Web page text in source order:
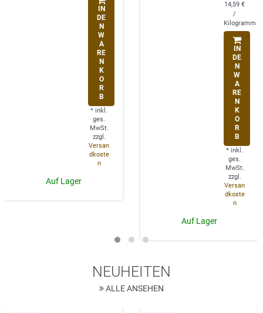
IN
DE
N
W
A
RE
N
K
O
R
B
* inkl.
ges.
MwSt.
zzgl.
Versan
dkoste
n
Auf Lager
14,59 €
/
Kilogramm
IN
DE
N
W
A
RE
N
K
O
R
B
* inkl.
ges.
MwSt.
zzgl.
Versan
dkoste
n
Auf Lager
NEUHEITEN
ALLE ANSEHEN